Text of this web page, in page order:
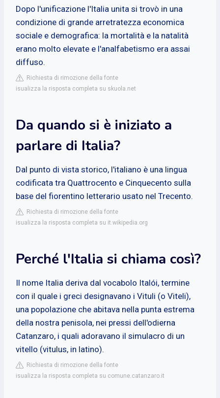
Dopo l'unificazione l'Italia unita si trovò in una
condizione di grande arretratezza economica
sociale e demografica: la mortalità e la natalità
erano molto elevate e l'analfabetismo era assai
diffuso.
Richiesta di rimozione della fonte
isualizza la risposta completa su skuola.net
Da quando si è iniziato a
parlare di Italia?
Dal punto di vista storico, l'italiano è una lingua
codificata tra Quattrocento e Cinquecento sulla
base del fiorentino letterario usato nel Trecento.
Richiesta di rimozione della fonte
isualizza la risposta completa su it.wikipedia.org
Perché l'Italia si chiama così?
Il nome Italia deriva dal vocabolo Italói, termine
con il quale i greci designavano i Vituli (o Viteli),
una popolazione che abitava nella punta estrema
della nostra penisola, nei pressi dell'odierna
Catanzaro, i quali adoravano il simulacro di un
vitello (vitulus, in latino).
Richiesta di rimozione della fonte
isualizza la risposta completa su comune.catanzaro.it